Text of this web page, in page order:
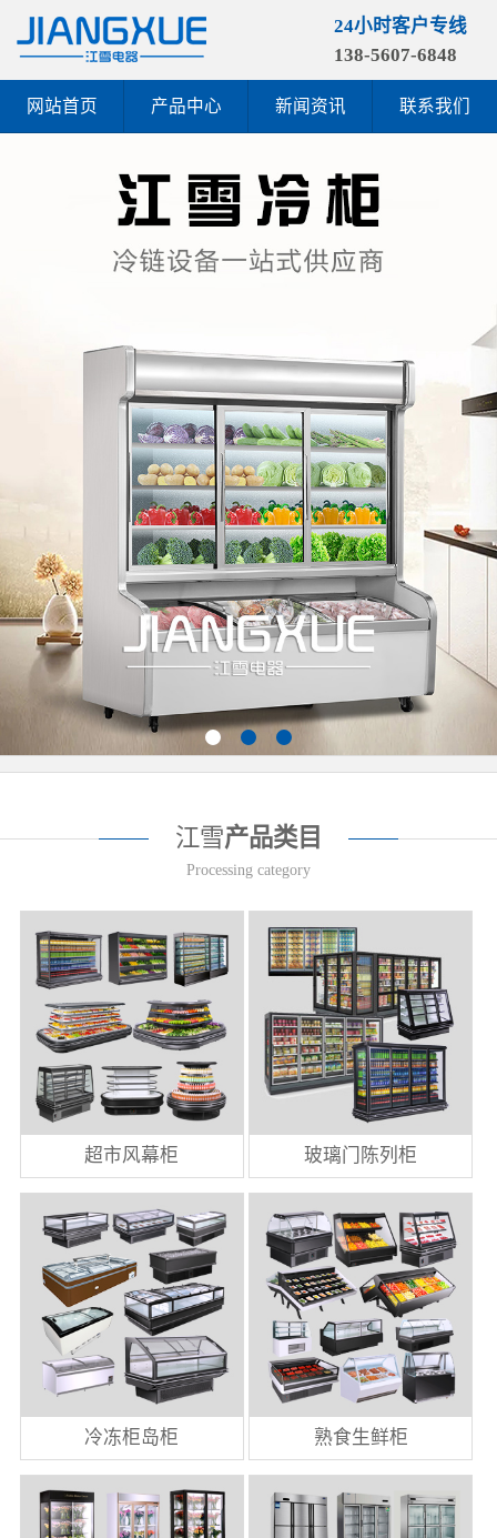
24小时客户专线
138-5607-6848
网站首页 产品中心 新闻资讯 联系我们
江雪产品类目
Processing category
超市风幕柜 玻璃门陈列柜
冷冻柜岛柜 熟食生鲜柜